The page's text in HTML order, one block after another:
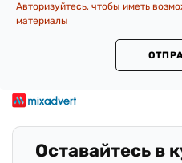
Авторизуйтесь, чтобы иметь
материалы
Оставайтесь в